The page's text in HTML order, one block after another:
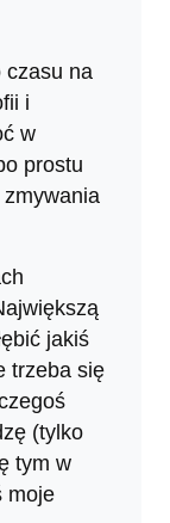
czasu na
i
w
prostu
jakiś
trzeba się
(tylko
tym w
moje